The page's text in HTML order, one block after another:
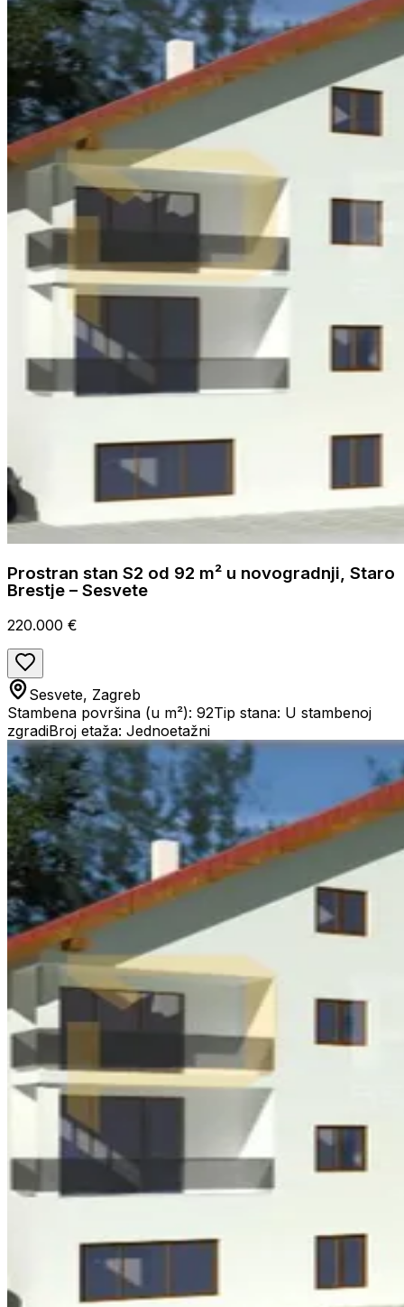
Prostran stan S2 od 92 m² u novogradnji, Staro
Brestje – Sesvete
220.000 €
Sesvete, Zagreb
Stambena površina (u m²): 92Tip stana: U stambenoj
zgradiBroj etaža: Jednoetažni